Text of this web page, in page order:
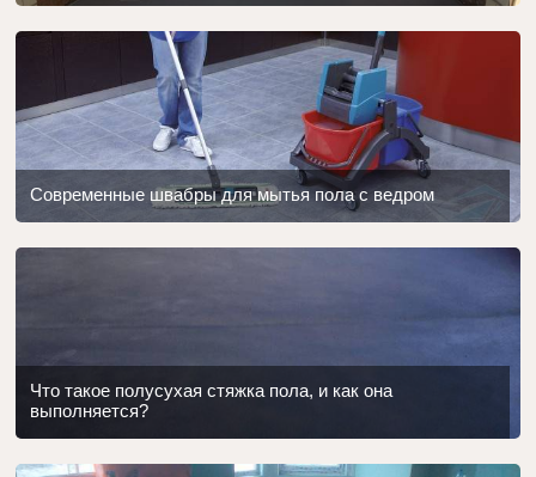
Современные швабры для мытья пола с ведром
Что такое полусухая стяжка пола, и как она
выполняется?